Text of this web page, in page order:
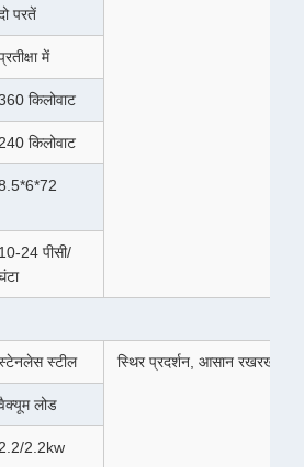
परतें
में
किलोवाट
240 किलोवाट
10-24 पीसी/
स्टील स्थिर प्रदर्शन, आसान रखरखाव
लोड
2.2/2.2kw